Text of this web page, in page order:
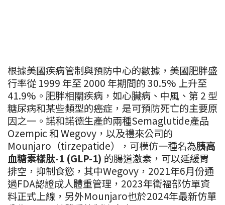
根據美國疾病管制與預防中心的數據，美國肥胖盛
行率從 1999 年至 2000 年期間的 30.5% 上升至
41.9%。肥胖相關疾病，如心臟病、中風、第 2 型
糖尿病和某些類型的癌症，是可預防死亡的主要原
因之一。諾和諾德生產的兩種Semaglutide產品
Ozempic 和 Wegovy，以及禮來公司的
Mounjaro（tirzepatide），可模仿一種名為胰高
血糖素樣肽-1 (GLP-1) 的腸道激素，可以延緩胃
排空，抑制食慾，其中Wegovy，2021年6月份通
過FDA認證成人體重管理，2023年衛福部仿單資
料正式上線，另外Mounjaro也於2024年最新仿單